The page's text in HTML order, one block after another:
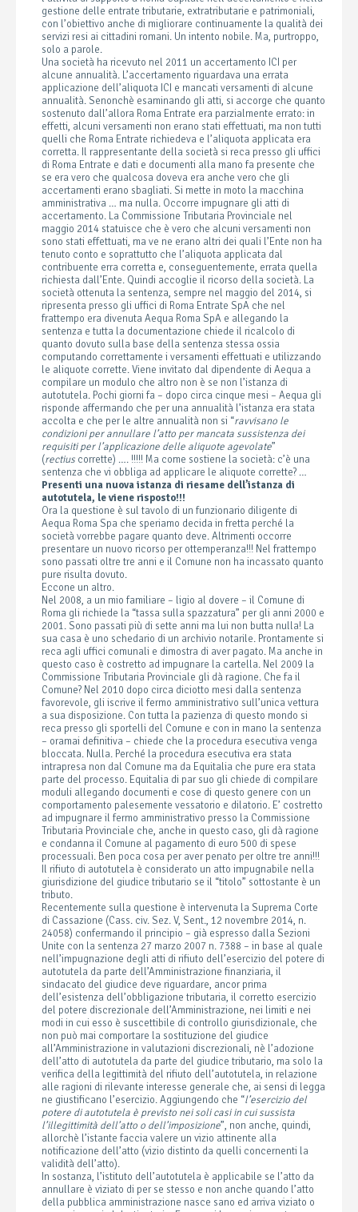
gestione delle entrate tributarie, extratributarie e patrimoniali,
con l’obiettivo anche di migliorare continuamente la qualità dei
servizi resi ai cittadini romani. Un intento nobile. Ma, purtroppo,
solo a parole.
Una società ha ricevuto nel 2011 un accertamento ICI per
alcune annualità. L’accertamento riguardava una errata
applicazione dell’aliquota ICI e mancati versamenti di alcune
annualità. Senonchè esaminando gli atti, si accorge che quanto
sostenuto dall’allora Roma Entrate era parzialmente errato: in
effetti, alcuni versamenti non erano stati effettuati, ma non tutti
quelli che Roma Entrate richiedeva e l’aliquota applicata era
corretta. Il rappresentante della società si reca presso gli uffici
di Roma Entrate e dati e documenti alla mano fa presente che
se era vero che qualcosa doveva era anche vero che gli
accertamenti erano sbagliati. Si mette in moto la macchina
amministrativa … ma nulla. Occorre impugnare gli atti di
accertamento. La Commissione Tributaria Provinciale nel
maggio 2014 statuisce che è vero che alcuni versamenti non
sono stati effettuati, ma ve ne erano altri dei quali l’Ente non ha
tenuto conto e soprattutto che l’aliquota applicata dal
contribuente erra corretta e, conseguentemente, errata quella
richiesta dall’Ente. Quindi accoglie il ricorso della società. La
società ottenuta la sentenza, sempre nel maggio del 2014, si
ripresenta presso gli uffici di Roma Entrate SpA che nel
frattempo era divenuta Aequa Roma SpA e allegando la
sentenza e tutta la documentazione chiede il ricalcolo di
quanto dovuto sulla base della sentenza stessa ossia
computando correttamente i versamenti effettuati e utilizzando
le aliquote corrette. Viene invitato dal dipendente di Aequa a
compilare un modulo che altro non è se non l’istanza di
autotutela. Pochi giorni fa – dopo circa cinque mesi – Aequa gli
risponde affermando che per una annualità l’istanza era stata
accolta e che per le altre annualità non si “ravvisano le
condizioni per annullare l’atto per mancata sussistenza dei
requisiti per l’applicazione delle aliquote agevolate”
(rectius corrette) …. !!!!! Ma come sostiene la società: c’è una
sentenza che vi obbliga ad applicare le aliquote corrette? …
Presenti una nuova istanza di riesame dell’istanza di
autotutela, le viene risposto!!!
Ora la questione è sul tavolo di un funzionario diligente di
Aequa Roma Spa che speriamo decida in fretta perché la
società vorrebbe pagare quanto deve. Altrimenti occorre
presentare un nuovo ricorso per ottemperanza!!! Nel frattempo
sono passati oltre tre anni e il Comune non ha incassato quanto
pure risulta dovuto.
Eccone un altro.
Nel 2008, a un mio familiare – ligio al dovere – il Comune di
Roma gli richiede la “tassa sulla spazzatura” per gli anni 2000 e
2001. Sono passati più di sette anni ma lui non butta nulla! La
sua casa è uno schedario di un archivio notarile. Prontamente si
reca agli uffici comunali e dimostra di aver pagato. Ma anche in
questo caso è costretto ad impugnare la cartella. Nel 2009 la
Commissione Tributaria Provinciale gli dà ragione. Che fa il
Comune? Nel 2010 dopo circa diciotto mesi dalla sentenza
favorevole, gli iscrive il fermo amministrativo sull’unica vettura
a sua disposizione. Con tutta la pazienza di questo mondo si
reca presso gli sportelli del Comune e con in mano la sentenza
– oramai definitiva – chiede che la procedura esecutiva venga
bloccata. Nulla. Perché la procedura esecutiva era stata
intrapresa non dal Comune ma da Equitalia che pure era stata
parte del processo. Equitalia di par suo gli chiede di compilare
moduli allegando documenti e cose di questo genere con un
comportamento palesemente vessatorio e dilatorio. E’ costretto
ad impugnare il fermo amministrativo presso la Commissione
Tributaria Provinciale che, anche in questo caso, gli dà ragione
e condanna il Comune al pagamento di euro 500 di spese
processuali. Ben poca cosa per aver penato per oltre tre anni!!!
Il rifiuto di autotutela è considerato un atto impugnabile nella
giurisdizione del giudice tributario se il “titolo” sottostante è un
tributo.
Recentemente sulla questione è intervenuta la Suprema Corte
di Cassazione (Cass. civ. Sez. V, Sent., 12 novembre 2014, n.
24058) confermando il principio – già espresso dalla Sezioni
Unite con la sentenza 27 marzo 2007 n. 7388 – in base al quale
nell’impugnazione degli atti di rifiuto dell’esercizio del potere di
autotutela da parte dell’Amministrazione finanziaria, il
sindacato del giudice deve riguardare, ancor prima
dell’esistenza dell’obbligazione tributaria, il corretto esercizio
del potere discrezionale dell’Amministrazione, nei limiti e nei
modi in cui esso è suscettibile di controllo giurisdizionale, che
non può mai comportare la sostituzione del giudice
all’Amministrazione in valutazioni discrezionali, nè l’adozione
dell’atto di autotutela da parte del giudice tributario, ma solo la
verifica della legittimità del rifiuto dell’autotutela, in relazione
alle ragioni di rilevante interesse generale che, ai sensi di legga
ne giustificano l’esercizio. Aggiungendo che “l’esercizio del
potere di autotutela è previsto nei soli casi in cui sussista
l’illegittimità dell’atto o dell’imposizione”, non anche, quindi,
allorchè l’istante faccia valere un vizio attinente alla
notificazione dell’atto (vizio distinto da quelli concernenti la
validità dell’atto).
In sostanza, l’istituto dell’autotutela è applicabile se l’atto da
annullare è viziato di per se stesso e non anche quando l’atto
della pubblica amministrazione nasce sano ed arriva viziato o